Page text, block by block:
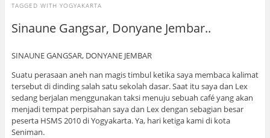
TAGGED WITH YOGYAKARTA
Sinaune Gangsar, Donyane Jembar..
SINAUNE GANGSAR, DONYANE JEMBAR
Suatu perasaan aneh nan magis timbul ketika saya membaca kalimat
tersebut di dinding salah satu sekolah dasar. Saat itu saya dan Lex
sedang berjalan menggunakan taksi menuju sebuah café yang akan
menjadi tempat perpisahan saya dan Lex dengan sebagian besar
peserta HSMS 2010 di Yogyakarta. Ya, hari ketiga kami di kota
Seniman.